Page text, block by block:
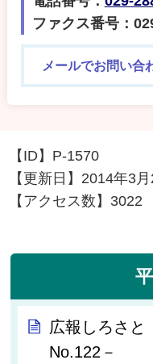
ファクス番号：
メールでお問い合
【ID】 P-1570
【更新日】 2014年3月
【アクセス数】 3022
広報しろさ
No.122－